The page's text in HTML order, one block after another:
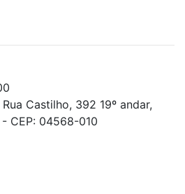
Castilho, 392 19º andar,
CEP: 04568-010